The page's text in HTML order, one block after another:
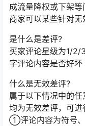
成流量降权或下架等
商家可以某些针对
是什么是差评?
买家评论星级为1/2/
字评论内容是否好坏
什么是无效差评?
属于以下情况中的任
均为无效差评，可进
①评论内容为符号、